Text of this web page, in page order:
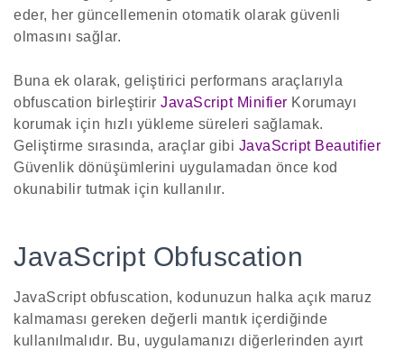
eder, her güncellemenin otomatik olarak güvenli
olmasını sağlar.
Buna ek olarak, geliştirici performans araçlarıyla
obfuscation birleştirir JavaScript Minifier Korumayı
korumak için hızlı yükleme süreleri sağlamak.
Geliştirme sırasında, araçlar gibi JavaScript Beautifier
Güvenlik dönüşümlerini uygulamadan önce kod
okunabilir tutmak için kullanılır.
JavaScript Obfuscation
JavaScript obfuscation, kodunuzun halka açık maruz
kalmaması gereken değerli mantık içerdiğinde
kullanılmalıdır. Bu, uygulamanızı diğerlerinden ayırt